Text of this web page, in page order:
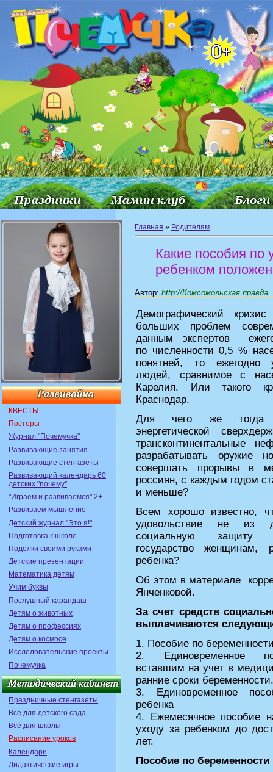
КВЕСТЫ
Постеры
Журнал "Почемучка"
Развивающие занятия
Развивающие стенгазеты
Развивающий календарь 60
детских "почему"
"Играем и развиваемся" 2+
Развиваем мышление
Детский журнал "Это я!"
Подготовка к школе
Поделки своими руками
Детские презентации
Математика детям
Учим буквы
Послушный карандаш
Детям о животных
Детям о профессиях
Детям о космосе
Исследовательские проекты
Почемучка
Праздничные стенгазеты
Всё для детского сада
Всё для школы
Расписание уроков
Календари
Дидактические игры
Главная » Родителям
Какие пособия по
ребенком
Автор: http://Комсомольская правда
Демографический
больших проблем
данным экспертов
по численности 0,5 %
понятней, то ежегодно
людей, сравнимое с
Карелия. Или такого
Краснодар.
Для чего же тогда
энергетической
трансконтинентальные
разрабатывать оружие
совершать прорывы в
россиян, с каждым годом
и меньше?
Всем хорошо известно,
удовольствие не
социальную защиту
государство женщинам,
ребенка?
Об этом в материале
Янченковой.
За счет средств
выплачиваются
1. Пособие по
2. Единовременное
вставшим на учет в
ранние сроки беременности.
3. Единовременное
ребенка
4. Ежемесячное пособие
уходу за ребенком до
лет.
Пособие по